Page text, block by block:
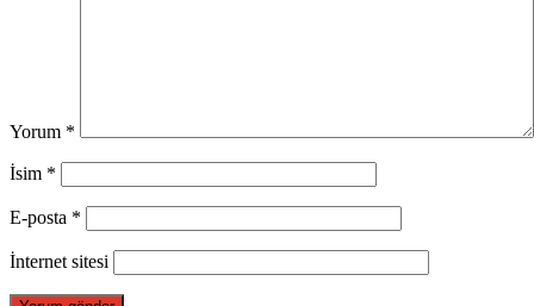
Yorum *
İsim *
E-posta *
İnternet sitesi